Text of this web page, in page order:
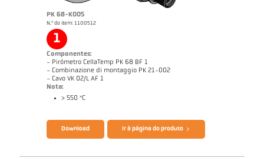
PK 68-K005
N.º do item: 1100512
1
Componentes:
- Pirómetro CellaTemp PK 68 BF 1
- Combinazione di montaggio PK 21-002
- Cavo VK 02/L AF 1
Nota:
> 550 °C
Download Ir à página do produto